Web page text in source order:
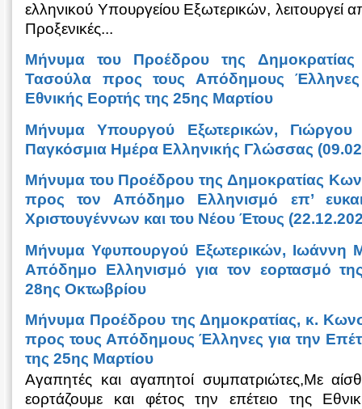
ελληνικού Υπουργείου Εξωτερικών, λειτουργεί
Προξενικές...
Μήνυμα του Προέδρου της
Τασούλα προς τους Απόδημους Έλληνες
Εθνικής Εορτής της 25ης Μαρτίου
Μήνυμα Υπουργού Εξωτερικών, Γιώργου
Παγκόσμια Ημέρα Ελληνικής Γλώσσας
Μήνυμα του Προέδρου της Δημοκρατίας
προς τον Απόδημο Ελληνισμό επ’
Χριστουγέννων και του Νέου Έτους
Μήνυμα Υφυπουργού Εξωτερικών, Iωάννη
Απόδημο Ελληνισμό για τον εορτασμό της
28ης Οκτωβρίου
Μήνυμα Προέδρου της Δημοκρατίας, κ.
προς τους Απόδημους Έλληνες για την
της 25ης Μαρτίου
Αγαπητές και αγαπητοί συμπατριώτες,Με
εορτάζουμε και φέτος την επέτειο της